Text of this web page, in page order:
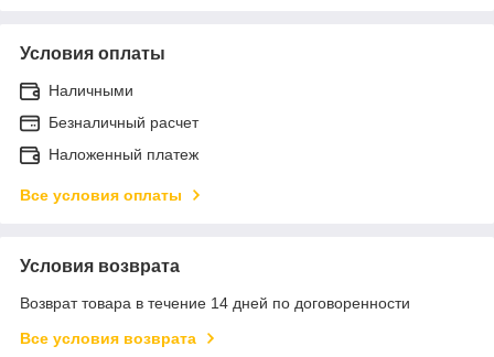
Условия оплаты
Наличными
Безналичный расчет
Наложенный платеж
Все условия оплаты
Условия возврата
Возврат товара в течение 14 дней по договоренности
Все условия возврата